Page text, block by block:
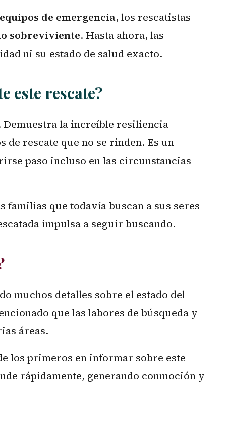
equipos de emergencia, los rescatistas
sobreviviente. Hasta ahora, las
ni su estado de salud exacto.
este rescate?
Demuestra la increíble resiliencia
de rescate que no se rinden. Es un
paso incluso en las circunstancias
familias que todavía buscan a sus seres
impulsa a seguir buscando.
muchos detalles sobre el estado del
que las labores de búsqueda y
áreas.
los primeros en informar sobre este
rápidamente, generando conmoción y